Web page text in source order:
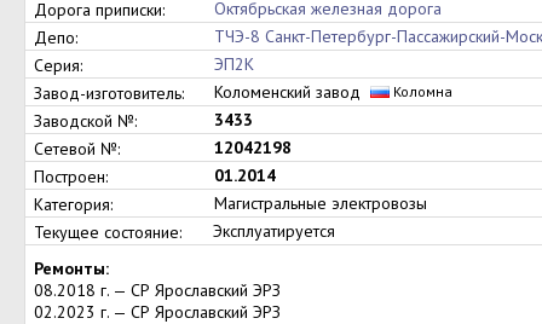
Дорога приписки:
Октябрьская железная дорога
Депо:
ТЧЭ-8 Санкт-Петербург-Пассажирский-
Серия:
ЭП2К
Завод-изготовитель:
Коломенский завод Коломна
Заводской №:
3433
Сетевой №:
12042198
Построен:
01.2014
Категория:
Магистральные электровозы
Текущее состояние:
Эксплуатируется
Ремонты:
08.2018 г. — СР Ярославский ЭРЗ
02.2023 г. — СР Ярославский ЭРЗ